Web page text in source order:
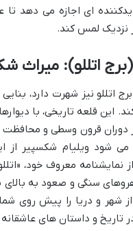
ای اجازه می دهد
نزدیک لمس کند.
اتللو): میراث
برج اتللو نیز شهرت دارد،
این قلعه تاریخی، با
دوران قرون وسطی و محافظت
شود ویلیام شکسپیر از
معروف خود،
سنگی و صعود به بالای
شهر و دریا را پیش روی
و داستان های عاشقانه و